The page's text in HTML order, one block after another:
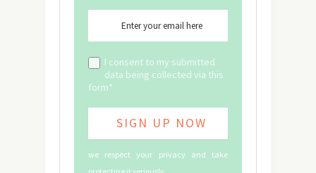
I consent to my submitted
data being collected via this
form*
we respect your privacy and take